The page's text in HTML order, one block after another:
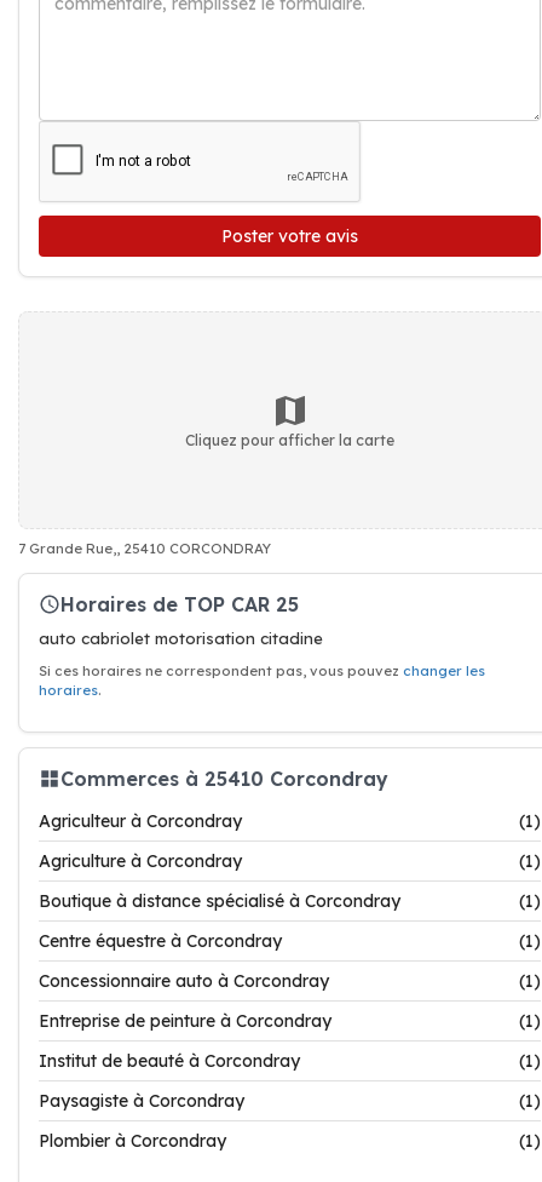
Poster votre avis
Cliquez pour afficher la carte
7 Grande Rue,, 25410 CORCONDRAY
Horaires de TOP CAR 25
auto cabriolet motorisation citadine
Si ces horaires ne correspondent pas, vous pouvez changer les
horaires.
Commerces à 25410 Corcondray
Agriculteur à Corcondray
(1)
Agriculture à Corcondray
(1)
Boutique à distance spécialisé à Corcondray
(1)
Centre équestre à Corcondray
(1)
Concessionnaire auto à Corcondray
(1)
Entreprise de peinture à Corcondray
(1)
Institut de beauté à Corcondray
(1)
Paysagiste à Corcondray
(1)
Plombier à Corcondray
(1)